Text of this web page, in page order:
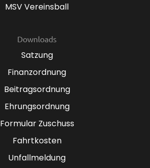
MSV Vereinsball
Downloads
Satzung
Finanzordnung
Beitragsordnung
Ehrungsordnung
Formular Zuschuss
Fahrtkosten
Unfallmeldung